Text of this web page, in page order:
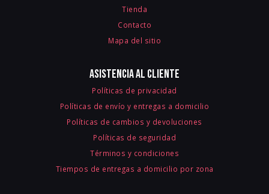
Tienda
Contacto
Mapa del sitio
Asistencia al cliente
Políticas de privacidad
Políticas de envío y entregas a domicilio
Políticas de cambios y devoluciones
Políticas de seguridad
Términos y condiciones
Tiempos de entregas a domicilio por zona